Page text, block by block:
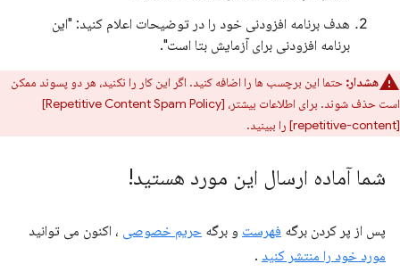
هدف برنامه افزودنی خود را در توضیحات اعلام کنید: "این
برنامه افزودنی برای آزمایش بتا است".
هشدار: حتما این برچسب ها را اضافه کنید. اگر این کار را نکنید، هر دو پسوند ممکن
است حذف شوند. برای اطلاعات بیشتر، [Repetitive Content Spam Policy]
[repetitive-content] را ببینید.
شما آماده ارسال این مورد هستید!
پس از پر کردن برگه فهرست و برگه حریم خصوصی ، اکنون می توانید
مورد خود را منتشر کنید .